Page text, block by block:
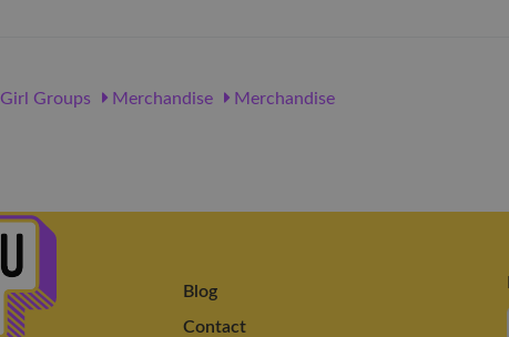
Girl Groups Merchandise Merchandise
Blog
Contact